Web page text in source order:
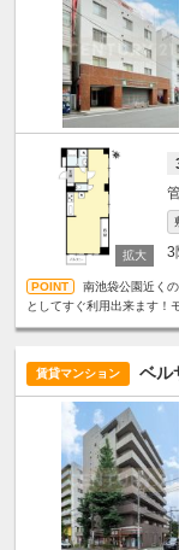
3
南池袋公園近く
としてすぐ利用出来ます！
賃貸マンション ベル